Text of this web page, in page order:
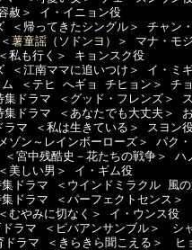
イ・イニョン役
帰ってきたシングル＞ チャン
薯童謡（ソドンヨ）
＞ マナ・モ
く＞ キョンスク役
江南ママに追いつけ＞ イ・ミ
へギョ チヒョン＞ チョ
ドラマ ＜グッド・フレンズ＞
ドラマ ＜あなたでも大丈夫＞
マ ＜私は生きている＞ スヨン
ン～レインボーローズ＞ パク
酷史－花たちの戦争＞ ハ
い男＞ イ・ギム役
＜ウインドミラクル 風の童
＜パーフェクトセンス＞
に切なく＞ イ・ウンス役
ピバアンサンブル＞　シャ
ラマ ＜きらきら聞こえる＞　ヒ